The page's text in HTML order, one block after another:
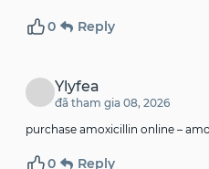
0 Reply
Ylyfea
đã tham gia 08, 2026
purchase amoxicillin online –
0 Reply